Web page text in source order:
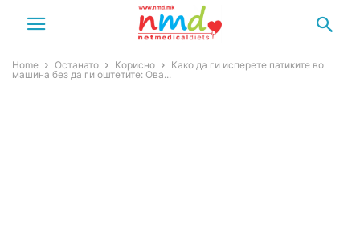
Home Останато Корисно
Како да ги исперете патиките во
машина без да ги оштетите: Ова...